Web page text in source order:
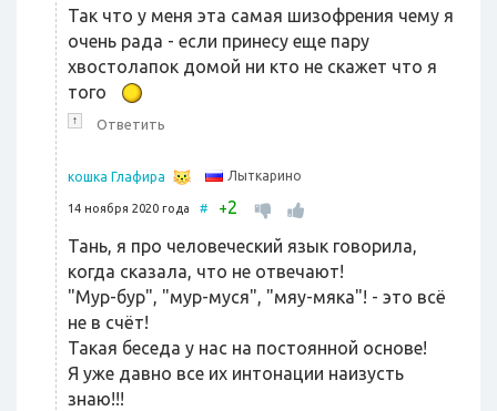
Так что у меня эта самая шизофрения чему я
очень рада - если принесу еще пару
хвостолапок домой ни кто не скажет что я
того
↑ Ответить
кошка Глафира Лыткарино
14 ноября 2020 года # +2
Тань, я про человеческий язык говорила,
когда сказала, что не отвечают!
"Мур-бур", "мур-муся", "мяу-мяка"! - это всё
не в счёт!
Такая беседа у нас на постоянной основе!
Я уже давно все их интонации наизусть
знаю!!!